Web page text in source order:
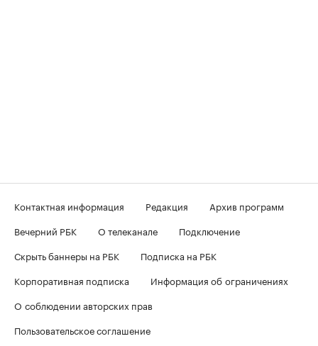
Контактная информация Редакция
Архив программ
Вечерний РБК
О телеканале
Подключение
Скрыть баннеры на РБК
Подписка на РБК
Корпоративная подписка
Информация об ограничениях
О соблюдении авторских прав
Пользовательское соглашение